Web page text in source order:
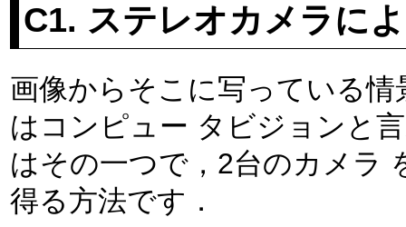
C1. ステレオカメラに
画像からそこに写っている
はコンピュー タビジョンと言われています．ステレオビジョン
はその一つで，2台のカメラ を使って画像を撮影し，立体情報を
得る方法です．